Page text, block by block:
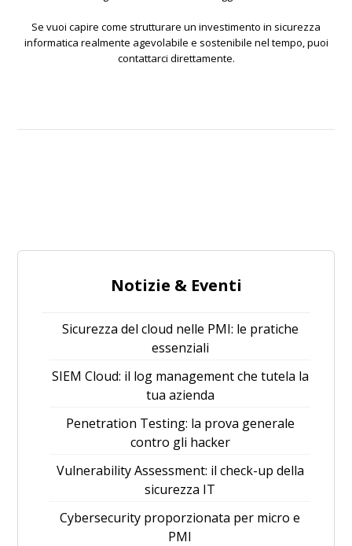
Se vuoi capire come strutturare un investimento in sicurezza
informatica realmente agevolabile e sostenibile nel tempo,puoi
contattarci direttamente.
Notizie & Eventi
Sicurezza del cloud nelle PMI: le pratiche
essenziali
SIEM Cloud: il log management che tutela la
tua azienda
Penetration Testing: la prova generale
contro gli hacker
Vulnerability Assessment: il check-up della
sicurezza IT
Cybersecurity proporzionata per micro e
PMI